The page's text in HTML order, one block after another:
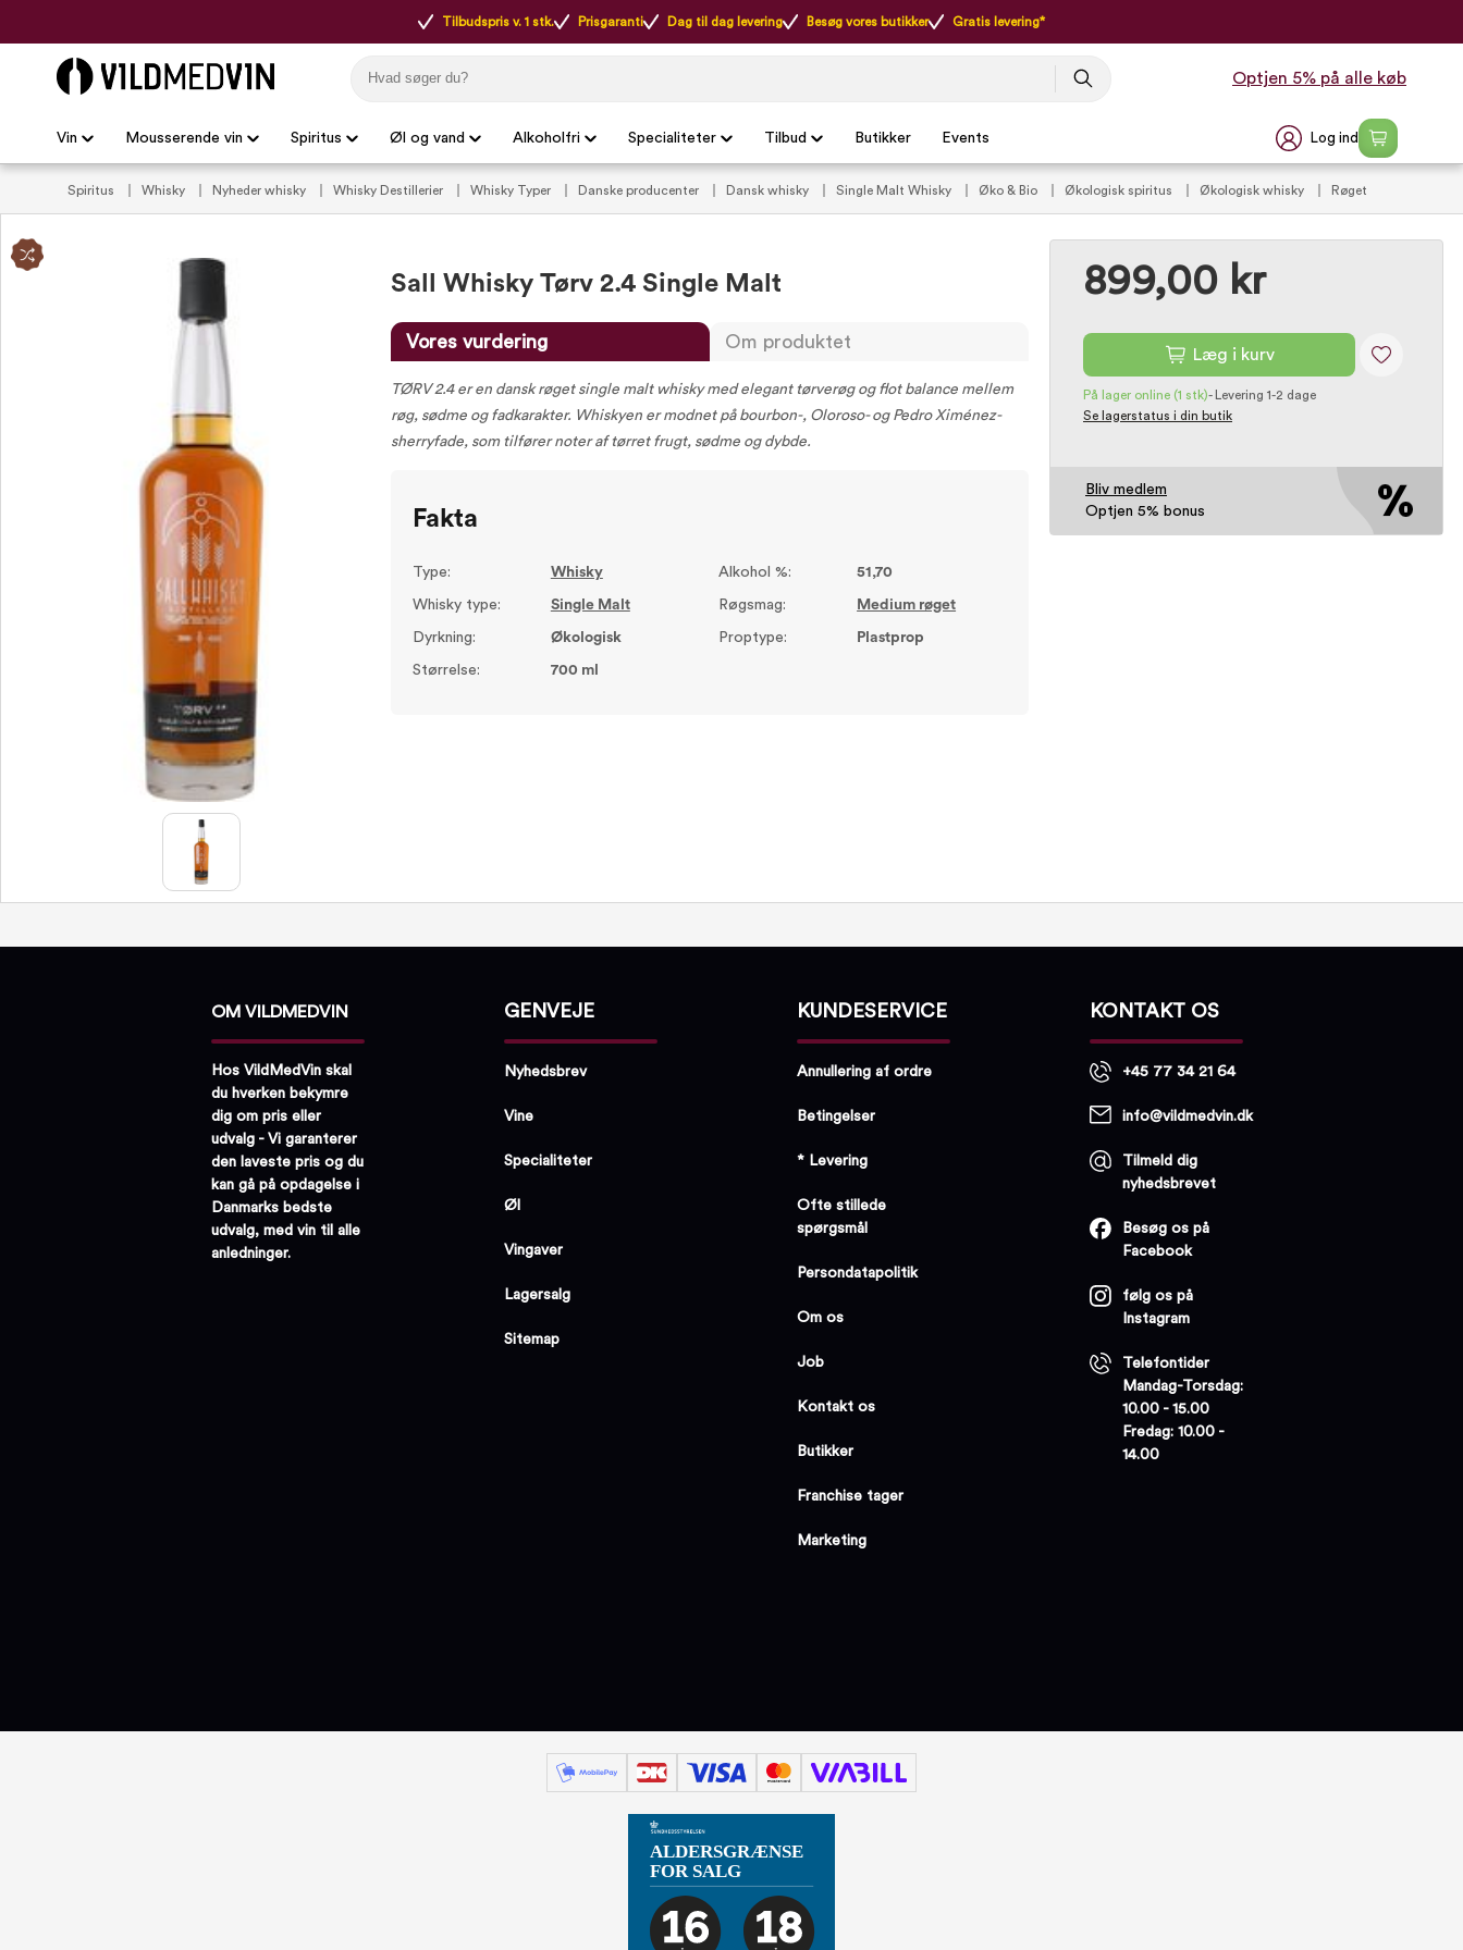
Tilbudspris v. 1 stk. Prisgaranti Dag til dag levering Besøg vores butikker Gratis levering*
Optjen 5% på alle køb
Vin Mousserende vin Spiritus Øl og vand Alkoholfri Specialiteter Tilbud Butikker Events Log ind
Spiritus Whisky Nyheder whisky Whisky Destillerier Whisky Typer Danske producenter Dansk whisky Single Malt Whisky Øko & Bio Økologisk spiritus Økologisk whisky
Røget
899,00 kr
Læg i kurv
På lager online (1 stk)-
Levering 1-2 dage
Se lagerstatus i din butik
Bliv medlem
Optjen 5% bonus
Sall Whisky Tørv 2.4 Single Malt
Vores vurdering Om produktet
TØRV 2.4 er en dansk røget single malt whisky med elegant tørverøg og flot balance mellem
røg, sødme og fadkarakter. Whiskyen er modnet på bourbon-, Oloroso- og Pedro Ximénez-
sherryfade, som tilfører noter af tørret frugt, sødme og dybde.
Fakta
Type: Whisky
Whisky type: Single Malt
Dyrkning: Økologisk
Størrelse: 700 ml
Alkohol %: 51,70
Røgsmag: Medium røget
Proptype: Plastprop
OM VILDMEDVIN
Hos VildMedVin skal
du hverken bekymre
dig om pris eller
udvalg - Vi garanterer
den laveste pris og du
kan gå på opdagelse i
Danmarks bedste
udvalg, med vin til alle
anledninger.
GENVEJE
Nyhedsbrev
Vine
Specialiteter
Øl
Vingaver
Lagersalg
Sitemap
KUNDESERVICE
Annullering af ordre
Betingelser
* Levering
Ofte stillede
spørgsmål
Persondatapolitik
Om os
Job
Kontakt os
Butikker
Franchise tager
Marketing
KONTAKT OS
+45 77 34 21 64
info@vildmedvin.dk
Tilmeld dig
nyhedsbrevet
Besøg os på
Facebook
følg os på
Instagram
Telefontider
Mandag-Torsdag:
10.00 - 15.00
Fredag: 10.00 -
14.00